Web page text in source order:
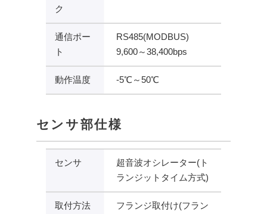
ク
通信ポー
ト
RS485(MODBUS)
9,600～38,400bps
動作温度 -5℃～50℃
センサ部仕様
センサ
超音波オシレーター(ト
ランジットタイム方式)
取付方法
フランジ取付け(フラン